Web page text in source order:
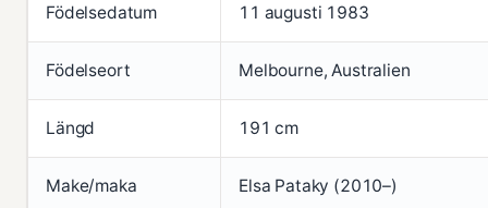
Födelsedatum 11 augusti 1983
Födelseort Melbourne, Australien
Längd 191 cm
Make/maka Elsa Pataky (2010–)